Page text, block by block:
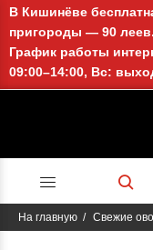
В Кишинёве
пригороды — 90 леев.
График работы
09:00–14:00, Вс:
На главную Свежие